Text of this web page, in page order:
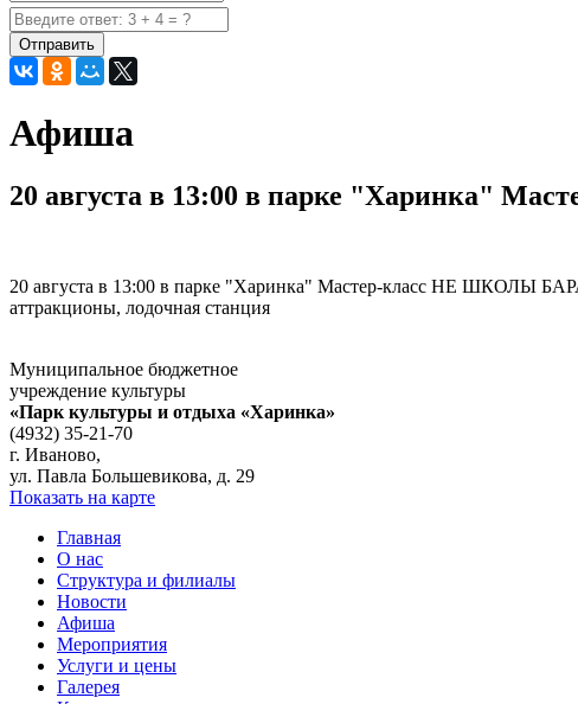
Афиша
20 августа в 13:00 в парке "Харинка"
20 августа в 13:00 в парке "Харинка" Мастер-класс НЕ ШКОЛЫ
аттракционы, лодочная станция
Муниципальное бюджетное
учреждение культуры
«Парк культуры и отдыха «Харинка»
(4932) 35-21-70
г. Иваново,
ул. Павла Большевикова, д. 29
Показать на карте
Главная
О нас
Структура и филиалы
Новости
Афиша
Мероприятия
Услуги и цены
Галерея